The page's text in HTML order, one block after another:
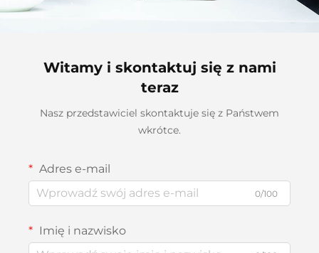
Witamy i skontaktuj się z nami
teraz
Nasz przedstawiciel skontaktuje się z Państwem
wkrótce.
Adres e-mail
0/100
Imię i nazwisko